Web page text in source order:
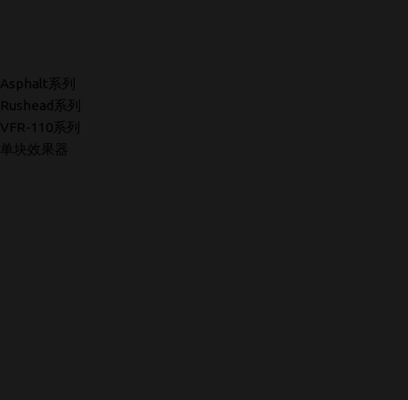
Asphalt系列
Rushead系列
VFR-110系列
单块效果器